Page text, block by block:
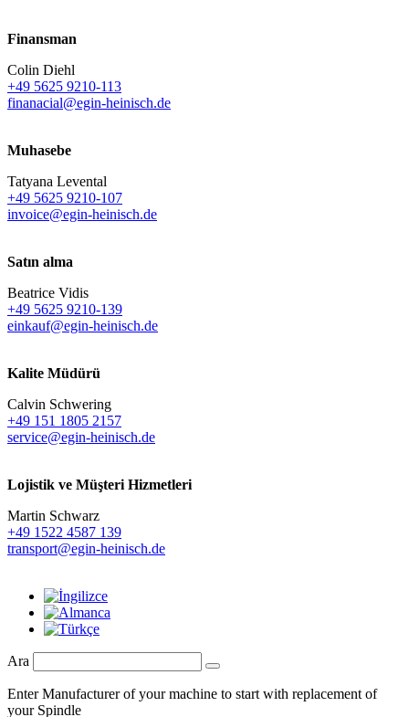
Finansman
Colin Diehl
+49 5625 9210-113
finanacial@egin-heinisch.de
Muhasebe
Tatyana Levental
+49 5625 9210-107
invoice@egin-heinisch.de
Satın alma
Beatrice Vidis
+49 5625 9210-139
einkauf@egin-heinisch.de
Kalite Müdürü
Calvin Schwering
+49 151 1805 2157
service@egin-heinisch.de
Lojistik ve Müşteri Hizmetleri
Martin Schwarz
+49 1522 4587 139
transport@egin-heinisch.de
Ara
Enter Manufacturer of your machine to start with replacement of
your Spindle